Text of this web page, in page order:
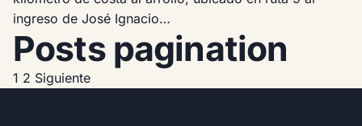
ingreso de José Ignacio…
Posts pagination
1 2 Siguiente